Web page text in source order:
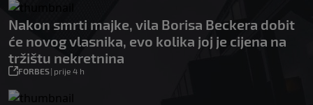
Nakon smrti majke, vila Borisa Beckera dobit
će novog vlasnika, evo kolika joj je cijena na
tržištu nekretnina
FORBES| prije 4 h